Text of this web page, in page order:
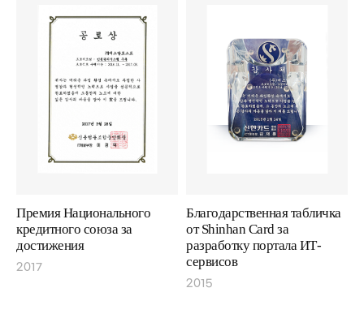
Премия Национального
кредитного союза за
достижения
2017
Благодарственная табличка
от Shinhan Card за
разработку портала ИТ-
сервисов
2015